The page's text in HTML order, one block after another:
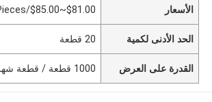
الأسعار $81.00~$85.00/Pieces >=20 Pieces
الحد الأدنى لكمية 20 قطعة
القدرة على العرض 1000 قطعة / قطعة شهريا